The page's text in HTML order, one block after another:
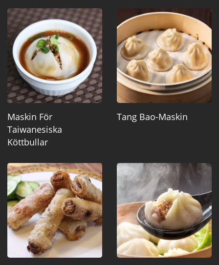
Maskin För
Taiwanesiska
Köttbullar
Tang Bao-Maskin